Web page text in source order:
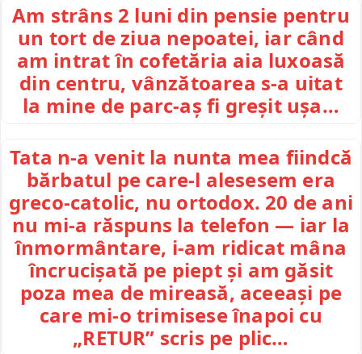
Am strâns 2 luni din pensie pentru
un tort de ziua nepoatei, iar când
am intrat în cofetăria aia luxoasă
din centru, vânzătoarea s-a uitat
la mine de parc-aș fi greșit ușa…
Tata n-a venit la nunta mea fiindcă
bărbatul pe care-l alesesem era
greco-catolic, nu ortodox. 20 de ani
nu mi-a răspuns la telefon — iar la
înmormântare, i-am ridicat mâna
încrucișată pe piept și am găsit
poza mea de mireasă, aceeași pe
care mi-o trimisese înapoi cu
„RETUR” scris pe plic…